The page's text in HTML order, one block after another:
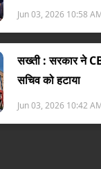
Jun 03, 2026 10:58
सख्ती : सरकार ने
सचिव को हटाया
Jun 03, 2026 10:42